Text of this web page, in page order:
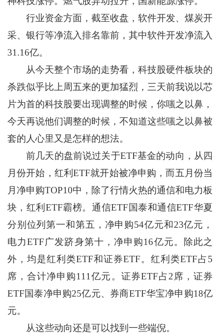
行业资金方面，截至收盘，软件开发、煤炭开
采、银行等净流入排名靠前，其中软件开发净流入
31.16亿。
从今天整个市场的走势看，科技股硬件板块的
杀跌似乎比上周五来的更加猛烈，三天前我说以芯
片为首的科技股要出现调整的时候，你嗤之以鼻，
今天再说他们调整的时候，不知道这些嗤之以鼻被
套的人心里又是怎样的想法。
前几天的盘前说过关于ETF基金的动向，从四
月份开始，红利ETF就开始被净申购，而五月份当
月净申购TOP10中，除了行情火热的通信和电力板
块，红利ETF霸榜。通信ETF国泰和通信ETF华夏
分别位列第一和第五，净申购54亿元和23亿元，
电力ETF广发跻身第十，净申购16亿元。除此之
外，均是红利类ETF和证券ETF。红利类ETF占5
席，合计净申购111亿元。证券ETF占2席，证券
ETF国泰净申购25亿元、券商ETF华宝净申购18亿
元。
从这些动向还是可以找到一些端倪。